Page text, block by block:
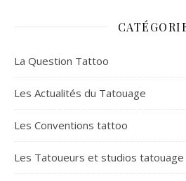
La Question Tattoo
Les Actualités du Tatouage
Les Conventions tattoo
Les Tatoueurs et studios tatouage